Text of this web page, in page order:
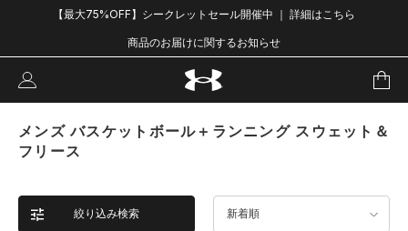
【最大75%OFF】シークレットセール開催中 ｜ 詳細はこちら
商品のお届けに関するお知らせ
メンズ バスケットボール＋ランニング スウェット＆
フリース
絞り込み検索 新着順